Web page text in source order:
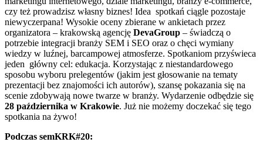
czy też prowadzisz własny biznes! Idea spotkań ciągle pozostaje
niewyczerpana! Wysokie oceny zbierane w ankietach przez
organizatora – krakowską agencję DevaGroup – świadczą o
potrzebie integracji branży SEM i SEO oraz o chęci wymiany
wiedzy w luźnej, barcampowej atmosferze. Spotkaniom przyświeca
jeden główny cel: edukacja. Korzystając z niestandardowego
sposobu wyboru prelegentów (jakim jest głosowanie na tematy
prezentacji bez znajomości ich autorów), szansę pokazania się na
scenie zdobywają nowe twarze w branży. Wydarzenie odbędzie się
28 października w Krakowie. Już nie możemy doczekać się tego
spotkania na żywo!
Podczas semKRK#20: